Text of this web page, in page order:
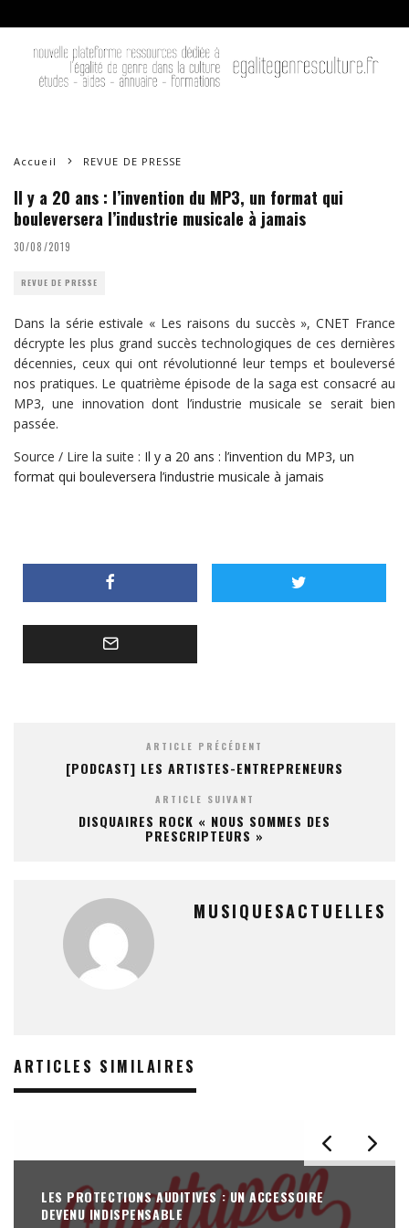
Accueil REVUE DE PRESSE
Il y a 20 ans : l’invention du MP3, un format qui
bouleversera l’industrie musicale à jamais
30/08/2019
REVUE DE PRESSE
Dans la série estivale « Les raisons du succès », CNET France
décrypte les plus grand succès technologiques de ces dernières
décennies, ceux qui ont révolutionné leur temps et bouleversé
nos pratiques. Le quatrième épisode de la saga est consacré au
MP3, une innovation dont l’industrie musicale se serait bien
passée.
Source / Lire la suite : Il y a 20 ans : l’invention du MP3, un
format qui bouleversera l’industrie musicale à jamais
ARTICLE PRÉCÉDENT
[PODCAST] LES ARTISTES-ENTREPRENEURS
ARTICLE SUIVANT
DISQUAIRES ROCK « NOUS SOMMES DES
PRESCRIPTEURS »
MUSIQUESACTUELLES
ARTICLES SIMILAIRES
LES PROTECTIONS AUDITIVES : UN ACCESSOIRE
DEVENU INDISPENSABLE